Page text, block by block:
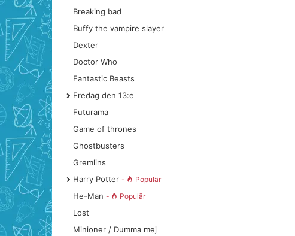
Breaking bad
Buffy the vampire slayer
Dexter
Doctor Who
Fantastic Beasts
Fredag den 13:e
Futurama
Game of thrones
Ghostbusters
Gremlins
Harry Potter - Populär
He-Man - Populär
Lost
Minioner / Dumma mej